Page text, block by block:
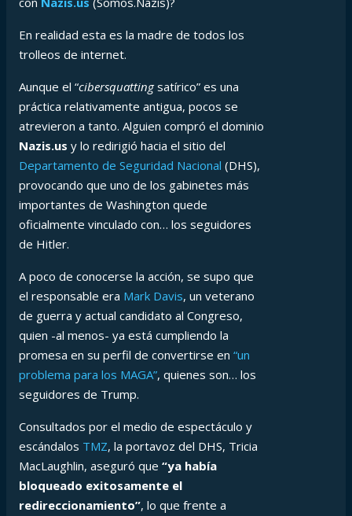
En realidad esta es la madre de todos los
trolleos de internet.
Aunque el “cibersquattingsatírico” es una
práctica relativamente antigua, pocos se
atrevieron a tanto. Alguien compró el dominio
Nazis.us y lo redirigió hacia el sitio del
Departamento de Seguridad Nacional (DHS),
provocando que uno de los gabinetes más
importantes de Washington quede
oficialmente vinculado con… los seguidores
de Hitler.
A poco de conocerse la acción, se supo que
el responsable era Mark Davis, un veterano
de guerra y actual candidato al Congreso,
quien -al menos- ya está cumpliendo la
promesa en su perfil de convertirse en “un
problema para los MAGA”, quienes son… los
seguidores de Trump.
Consultados por el medio de espectáculo y
escándalos TMZ, la portavoz del DHS, Tricia
MacLaughlin, aseguró que “ya había
bloqueado exitosamente el
redireccionamiento”, lo que frente a